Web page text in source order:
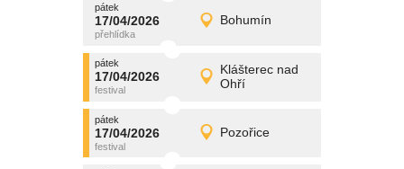
pátek
17/04/2026 Bohumín
pátek
17/04/2026 Detail
promítání
pátek
17/04/2026
Klášterec nad
Ohří
pátek
17/04/2026 Detail
promítání
pátek
17/04/2026 Pozořice
pátek
17/04/2026 Detail
promítání